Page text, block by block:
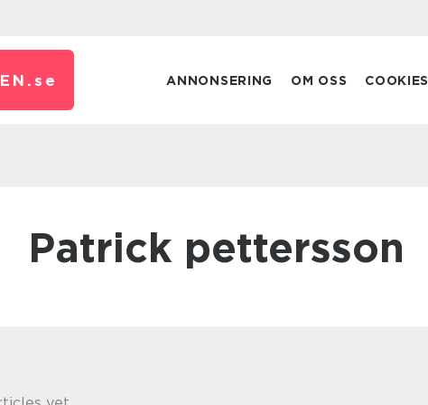
se ANNONSERING OM OSS COOKIES
patrick pettersson